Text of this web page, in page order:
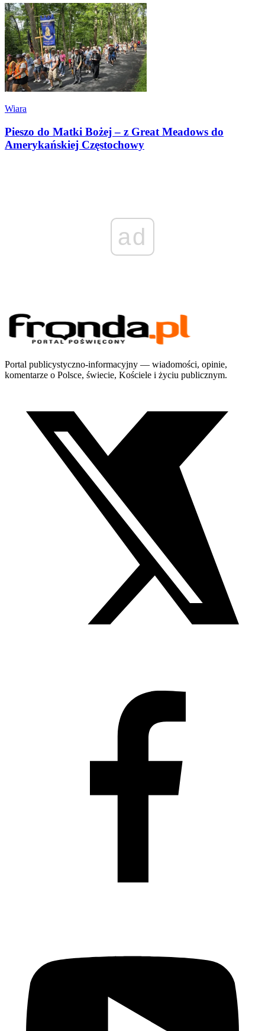
Wiara
Pieszo do Matki Bożej – z Great Meadows do
Amerykańskiej Częstochowy
ad
Portal publicystyczno-informacyjny — wiadomości, opinie,
komentarze o Polsce, świecie, Kościele i życiu publicznym.